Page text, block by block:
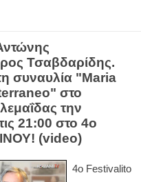
Τσαβδαρίδης.
συναυλία "Maria
στο
την
21:00 στο 4ο
(video)
4ο Festivalito